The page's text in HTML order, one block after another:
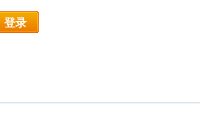
登录